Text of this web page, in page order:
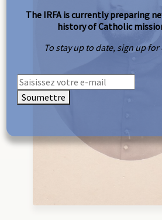
The IRFA is currently preparing
history of Catholic
To stay up to date, sign up
Soumettre